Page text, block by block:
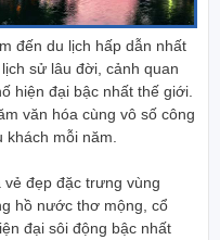
đến du lịch hấp dẫn nhất
sử lâu đời, cảnh quan
hiện đại bậc nhất thế giới.
văn hóa cùng vô số công
mỗi năm.
đẹp đặc trưng vùng
hồ nước thơ mộng, cổ
đại sôi động bậc nhất